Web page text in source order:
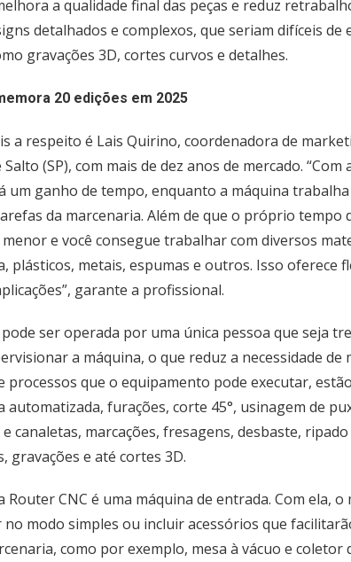
a qualidade final das peças e reduz
detalhados e complexos, que seriam difíceis de
gravações 3D, cortes curvos e detalhes.
20 edições em 2025
a respeito é Lais Quirino, coordenadora de
(SP), com mais de dez anos de mercado. “Com
um ganho de tempo, enquanto a máquina
da marcenaria. Além de que o próprio tempo
e você consegue trabalhar com diversos
plásticos, metais, espumas e outros. Isso oferece
garante a profissional.
ser operada por uma única pessoa que seja
a máquina, o que reduz a necessidade de
processos que o equipamento pode executar,
automatizada, furações, corte 45°, usinagem de
canaletas, marcações, fresagens, desbaste,
gravações e até cortes 3D.
Router CNC é uma máquina de entrada. Com ela, o
modo simples ou incluir acessórios que
como por exemplo, mesa à vácuo e coletor